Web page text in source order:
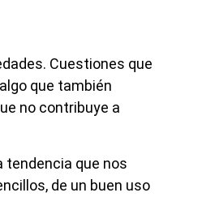
Cuestiones que
que también
no contribuye a
tendencia que nos
de un buen uso